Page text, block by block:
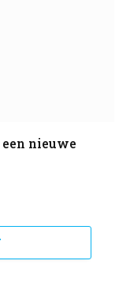
nieuwe